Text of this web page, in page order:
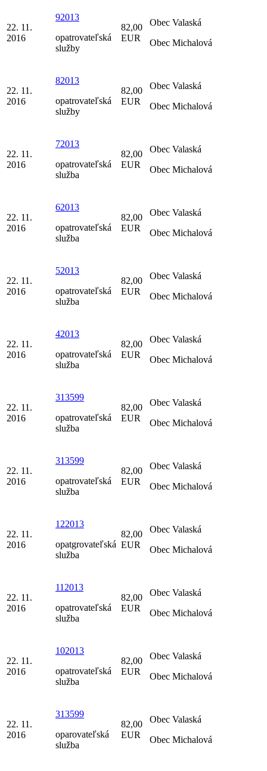
22. 11.
2016
92013
opatrovateľská
služby
82,00
EUR
Obec Valaská
Obec Michalová
22. 11.
2016
82013
opatrovateľská
služby
82,00
EUR
Obec Valaská
Obec Michalová
22. 11.
2016
72013
opatrovateľská
služba
82,00
EUR
Obec Valaská
Obec Michalová
22. 11.
2016
62013
opatrovateľská
služba
82,00
EUR
Obec Valaská
Obec Michalová
22. 11.
2016
52013
opatrovateľská
služba
82,00
EUR
Obec Valaská
Obec Michalová
22. 11.
2016
42013
opatrovateľská
služba
82,00
EUR
Obec Valaská
Obec Michalová
22. 11.
2016
313599
opatrovateľská
služba
82,00
EUR
Obec Valaská
Obec Michalová
22. 11.
2016
313599
opatrovateľská
služba
82,00
EUR
Obec Valaská
Obec Michalová
22. 11.
2016
122013
opatgrovateľská
služba
82,00
EUR
Obec Valaská
Obec Michalová
22. 11.
2016
112013
opatrovateľská
služba
82,00
EUR
Obec Valaská
Obec Michalová
22. 11.
2016
102013
opatrovateľská
služba
82,00
EUR
Obec Valaská
Obec Michalová
22. 11.
2016
313599
oparovateľská
služba
82,00
EUR
Obec Valaská
Obec Michalová